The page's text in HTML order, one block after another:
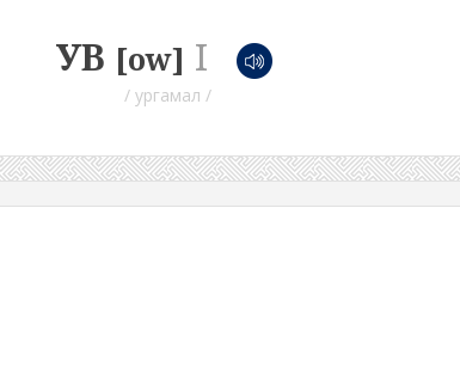
УВ [ow] I
/ ургамал /